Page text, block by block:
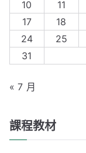
10 11
17
18
24
25
31
« 7 月
課程教材